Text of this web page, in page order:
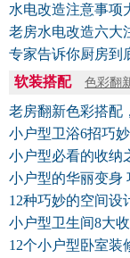
水电改造注意事项
老房水电改造六大
专家告诉你厨房到
软装搭配
色彩翻
老房翻新色彩搭配
小户型卫浴6招巧
小户型必看的收纳
小户型的华丽变身
12种巧妙的空间设
小户型卫生间8大
12个小户型卧室装